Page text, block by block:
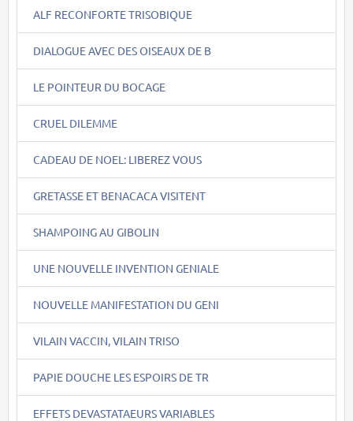
ALF RECONFORTE TRISOBIQUE
DIALOGUE AVEC DES OISEAUX DE B
LE POINTEUR DU BOCAGE
CRUEL DILEMME
CADEAU DE NOEL: LIBEREZ VOUS
GRETASSE ET BENACACA VISITENT
SHAMPOING AU GIBOLIN
UNE NOUVELLE INVENTION GENIALE
NOUVELLE MANIFESTATION DU GENI
VILAIN VACCIN, VILAIN TRISO
PAPIE DOUCHE LES ESPOIRS DE TR
EFFETS DEVASTATAEURS VARIABLES